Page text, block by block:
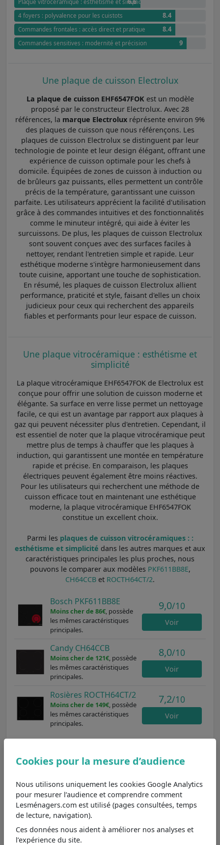
Plaque vitrocéramique : esthétisme et simplicité
4 foyers : polyvalence pour les cuistots 8.4
Commandes frontales : accès direct et pratique 8.4
Commandes sensitives : modernité et précision 9
Une plaque de cuisson Electrolux
La plaque de cuisson EHF6547FOK est un modèle
proposé par le constructeur Electrolux. Avec 28
références, la marque Electrolux réprésente environ 9%
des plaques de cuisson que nous référençons. Les
plaques de cuisson Electrolux se distinguent par leur
technologie de pointe et leur design élégant, offrant une
expérience de cuisson optimale pour les chefs à
domicile. Équipées de zones de cuisson à induction ou
de brûleurs gaz puissants, elles permettent un contrôle
précis de la température, garantissant une cuisson
parfaite. Les utilisateurs apprécient la facilité d'utilisation
grâce à des commandes intuitives et des fonctionnalités
comme le minuteur intégré, qui aide à éviter les
surcuissons. De plus, les plaques de cuisson Electrolux
sont souvent conçues avec des surfaces faciles à
nettoyer, rendant l'entretien simple et rapide. Leur
esthétique moderne s'intègre harmonieusement dans
toute cuisine, apportant une touche de sophistication.
En résumé, les plaques de cuisson Electrolux allient
performance, praticité et style, faisant d'elles un choix
judicieux pour ceux qui recherchent des appareils
fiables et performants pour leur espace de cuisson.
Une plaque vitrocéramique : esthétisme et
simplicité
La plaque vitrocéramique EHF6547FOK de Electrolux est
conçue pour offrir une solution de cuisson moderne et
élégante. Sa surface en verre lisse permet un nettoyage
facile, ce qui est un avantage par rapport aux plaques à
gaz qui peuvent nécessiter plus d'entretien. Cependant, il
est essentiel de noter que la plaque vitrocéramique peut
mettre plus de temps à chauffer que les plaques à
induction, qui garantissent une montée en température
rapide et précise. En comparaison, les plaques
électriques peuvent également être moins réactives.
Pour les utilisateurs qui recherchent une méthode de
cuisson efficace tout en maintenant une esthétique
moderne, la plaque vitrocéramique EHF6547FOK
constitue un excellent choix.
Parmi les plaques de cuisson vitrocéramiques : :
esthétisme et simplicité dans les autres marques et aux
caractéristiques principales les plus proches, nous
pouvons le comparer aux modèles PKF611BB8E,
CH64CCB et ROCTH64CT/2.
Bosch PKF611BB8E
Moins cher de 86€, possède
les mêmes caractéristiques
principales.
9,0/10
Voir
Candy CH64CCB
Moins cher de 121€, possède
les mêmes caractéristiques
principales.
8,0/10
Voir
Rosières ROCTH64CT/2
Moins cher de 149€, possède
les mêmes caractéristiques
principales.
7,2/10
Voir
4 foyers : polyvalence pour les cuistots
Electrolux est conçue pour offrir une expérience
culinaire agréable. Avec quatre foyers, elle permet de
cuire plusieurs plats à la fois, ce qui est idéal pour les
repas en famille ou les soirées entre amis. Comparée à
une plaque à trois foyers, qui peut être insuffisante pour
des occasions spéciales, cette plaque offre une flexibilité
Cookies pour la mesure d’audience
Nous utilisons uniquement les cookies Google Analytics
pour mesurer l’audience et comprendre comment
Lesménagers.com est utilisé (pages consultées, temps
de lecture, navigation).
Ces données nous aident à améliorer nos analyses et
l’expérience du site.